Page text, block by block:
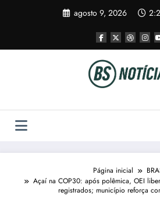
agosto 9, 2026
Página inicial
Açaí na COP30: após polêmica, OEI
registrados; município reforça